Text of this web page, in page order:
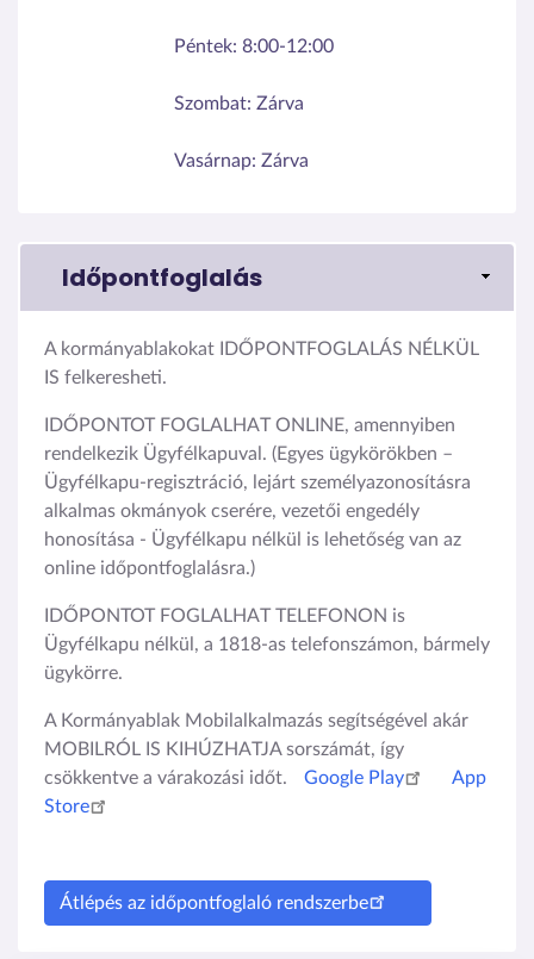
Péntek: 8:00-12:00
Szombat: Zárva
Vasárnap: Zárva
Időpontfoglalás
A kormányablakokat IDŐPONTFOGLALÁS NÉLKÜL
IS felkeresheti.
IDŐPONTOT FOGLALHAT ONLINE, amennyiben
rendelkezik Ügyfélkapuval. (Egyes ügykörökben –
Ügyfélkapu-regisztráció, lejárt személyazonosításra
alkalmas okmányok cserére, vezetői engedély
honosítása - Ügyfélkapu nélkül is lehetőség van az
online időpontfoglalásra.)
IDŐPONTOT FOGLALHAT TELEFONON is
Ügyfélkapu nélkül, a 1818-as telefonszámon, bármely
ügykörre.
A Kormányablak Mobilalkalmazás segítségével akár
MOBILRÓL IS KIHÚZHATJA sorszámát, így
csökkentve a várakozási időt.
Google Play
App
Store
Átlépés az időpontfoglaló rendszerbe